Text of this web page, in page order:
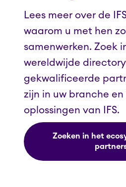
Lees meer over de
waarom u met hen
samenwerken. Zoek
wereldwijde
gekwalificeerde
zijn in uw branche en
oplossingen van IFS.
Zoeken in het